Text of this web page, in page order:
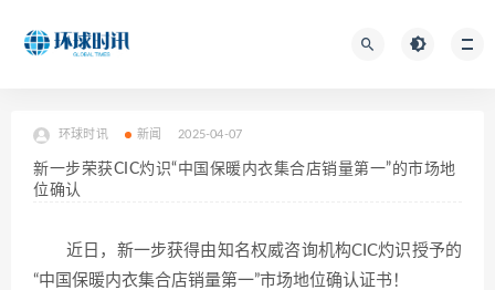
环球时讯 新闻 2025-04-07
新一步荣获CIC灼识“中国保暖内衣集合店销量第一”的市场地
位确认
近日，新一步获得由知名权威咨询机构CIC灼识授予的
“中国保暖内衣集合店销量第一”市场地位确认证书！